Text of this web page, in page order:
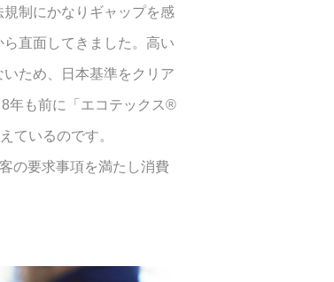
制にかなりギャップを感
直面してきました。高い
ため、日本基準をクリア
年も前に「エコテックス®
ているのです。
の要求事項を満たし消費